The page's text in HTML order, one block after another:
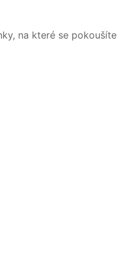
na které se